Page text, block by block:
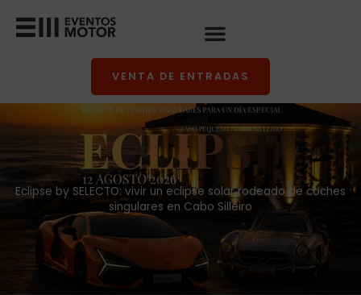
VENTA DE ENTRADAS
Eclipse by SELECTO: vivir un eclipse solar rodeado de coches
singulares en Cabo Silleiro